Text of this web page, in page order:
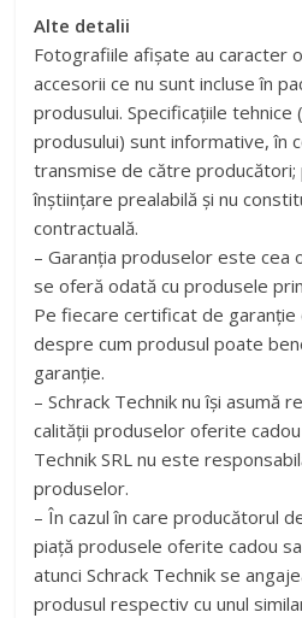
Alte detalii
Fotografiile afișate au caracter
accesorii ce nu sunt incluse în
produsului. Specificațiile tehnice
produsului) sunt informative, în
transmise de către
înștiințare prealabilă și nu
contractuală.
– Garanția produselor este cea
se oferă odată cu produsele
Pe fiecare certificat de garanție
despre cum produsul poate
garanție.
– Schrack Technik nu îşi asumă
calităţii produselor oferite
Technik SRL nu este
produselor.
– În cazul în care producătorul
piață produsele oferite cadou
atunci Schrack Technik se
produsul respectiv cu unul